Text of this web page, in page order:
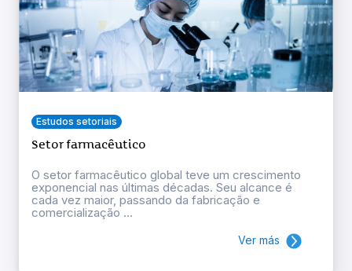
Estudos setoriais
Setor farmacêutico
O setor farmacêutico global teve um crescimento
exponencial nas últimas décadas. Seu alcance é
cada vez maior, passando da fabricação e
comercialização ...
Ver más